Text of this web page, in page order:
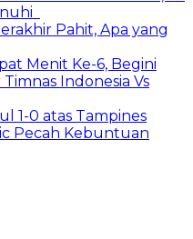
Pahit, Apa yang
Menit Ke-6, Begini
Indonesia Vs
1-0 atas Tampines
Pecah Kebuntuan